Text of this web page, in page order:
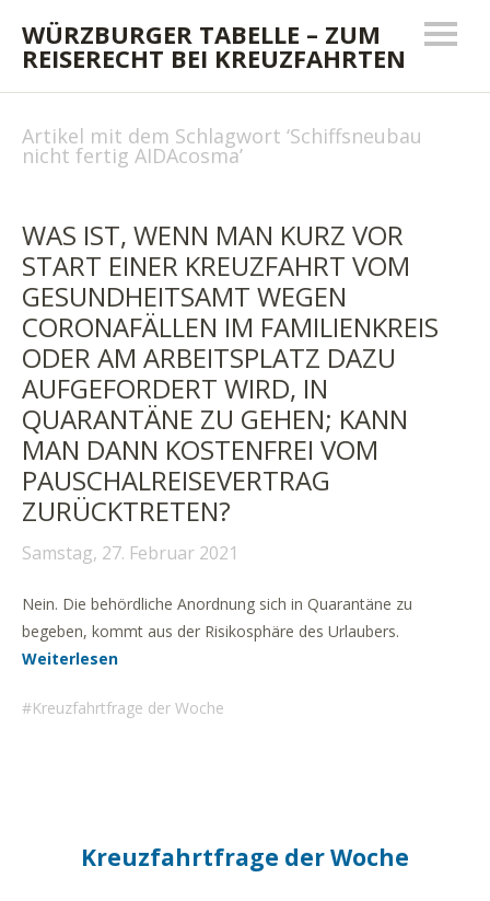
WÜRZBURGER TABELLE – ZUM
REISERECHT BEI KREUZFAHRTEN
Artikel mit dem Schlagwort ‘Schiffsneubau
nicht fertig AIDAcosma’
WAS IST, WENN MAN KURZ VOR
START EINER KREUZFAHRT VOM
GESUNDHEITSAMT WEGEN
CORONAFÄLLEN IM FAMILIENKREIS
ODER AM ARBEITSPLATZ DAZU
AUFGEFORDERT WIRD, IN
QUARANTÄNE ZU GEHEN; KANN
MAN DANN KOSTENFREI VOM
PAUSCHALREISEVERTRAG
ZURÜCKTRETEN?
Samstag, 27. Februar 2021
Nein. Die behördliche Anordnung sich in Quarantäne zu
begeben, kommt aus der Risikosphäre des Urlaubers.
Weiterlesen
Kreuzfahrtfrage der Woche
Kreuzfahrtfrage der Woche